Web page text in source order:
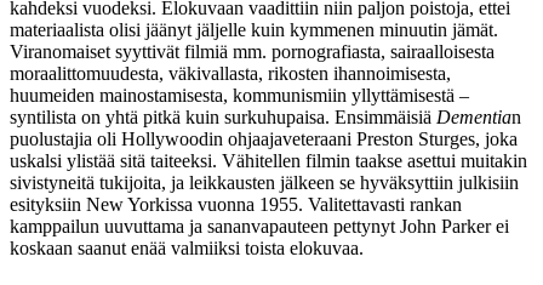
kahdeksi vuodeksi. Elokuvaan vaadittiin niin paljon poistoja, ettei
materiaalista olisi jäänyt jäljelle kuin kymmenen minuutin jämät.
Viranomaiset syyttivät filmiä mm. pornografiasta, sairaalloisesta
moraalittomuudesta, väkivallasta, rikosten ihannoimisesta,
huumeiden mainostamisesta, kommunismiin yllyttämisestä –
syntilista on yhtä pitkä kuin surkuhupaisa. Ensimmäisiä Dementian
puolustajia oli Hollywoodin ohjaajaveteraani Preston Sturges, joka
uskalsi ylistää sitä taiteeksi. Vähitellen filmin taakse asettui muitakin
sivistyneitä tukijoita, ja leikkausten jälkeen se hyväksyttiin julkisiin
esityksiin New Yorkissa vuonna 1955. Valitettavasti rankan
kamppailun uuvuttama ja sananvapauteen pettynyt John Parker ei
koskaan saanut enää valmiiksi toista elokuvaa.